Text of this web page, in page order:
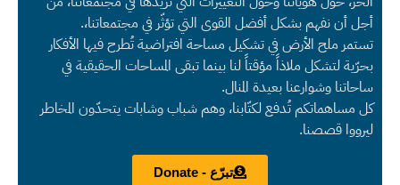
أجل أن نفهم بشكل أفضل القوى التي تؤثّر في مجتمعاتنا،.
تستمر ملح الأرض في تشكيل مساحة افتراضية تُطرح فيها الأفكار
بحرّية لتشكل ملاذاً مؤقتاً لنا بينما تبقى المساحات الحقيقية في
ساحاتنا وشوارعنا بعيدة المنال.
كل مساهماتكم تُدفع لكتّابنا، وهم شباب وشابات يتحدّون المخاطر
ليرووا قصصنا.
تبرّع - Donate